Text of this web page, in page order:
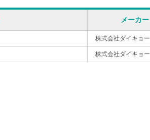
メーカー
株式会社ダイキョー
株式会社ダイキョー